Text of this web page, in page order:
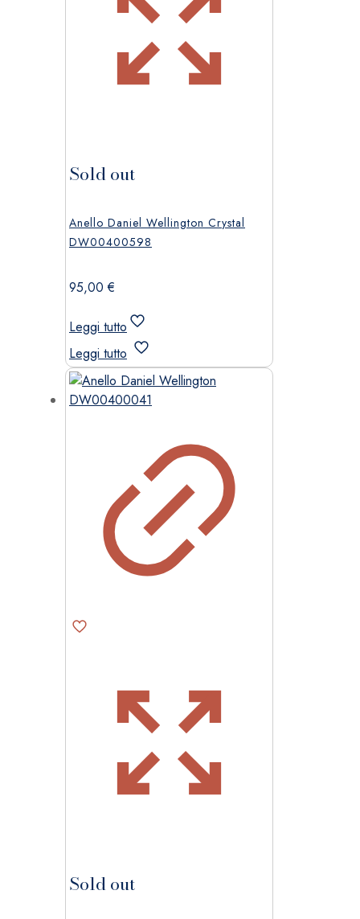
Sold out
Anello Daniel Wellington Crystal
DW00400598
95,00€
Leggi tutto
Leggi tutto
Sold out